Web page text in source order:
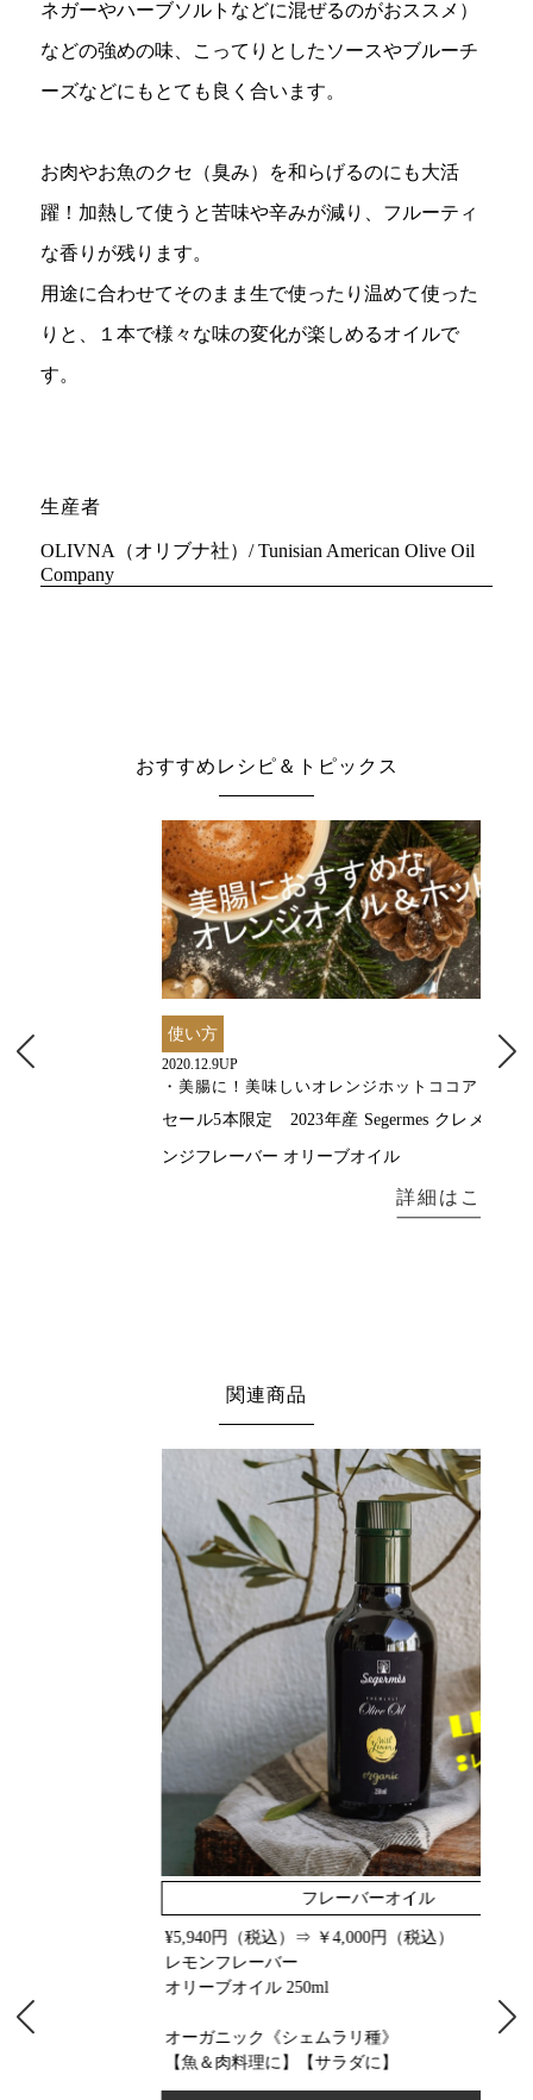
ネガーやハーブソルトなどに混ぜるのがおススメ）
などの強めの味、こってりとしたソースやブルーチ
ーズなどにもとても良く合います。
お肉やお魚のクセ（臭み）を和らげるのにも大活
躍！加熱して使うと苦味や辛みが減り、フルーティ
な香りが残ります。
用途に合わせてそのまま生で使ったり温めて使った
りと、１本で様々な味の変化が楽しめるオイルで
す。
生産者
OLIVNA（オリブナ社）/ Tunisian American Olive Oil
Company
おすすめレシピ＆トピックス
・美腸に！美味しいオレンジホットココア
セール5本限定 2023年産 Segermes クレメンタインオレ
ンジフレーバー オリーブオイル
関連商品
フレーバーオイル
¥5,940円（税込）⇒ ￥4,000円（税込）
レモンフレーバー
オリーブオイル 250ml
オーガニック《シェムラリ種》
【魚＆肉料理に】【サラダに】